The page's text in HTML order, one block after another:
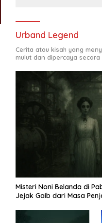
Urband Legend
Cerita atau kisah yang
mulut dan dipercaya
Misteri Noni Belanda di
Jejak Gaib dari Masa